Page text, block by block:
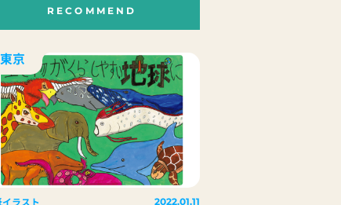
RECOMMEND
東京
ラスト 2022.01.11